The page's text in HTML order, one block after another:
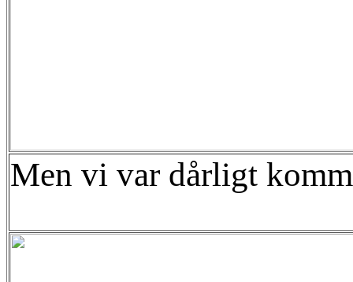
Men vi var dårligt